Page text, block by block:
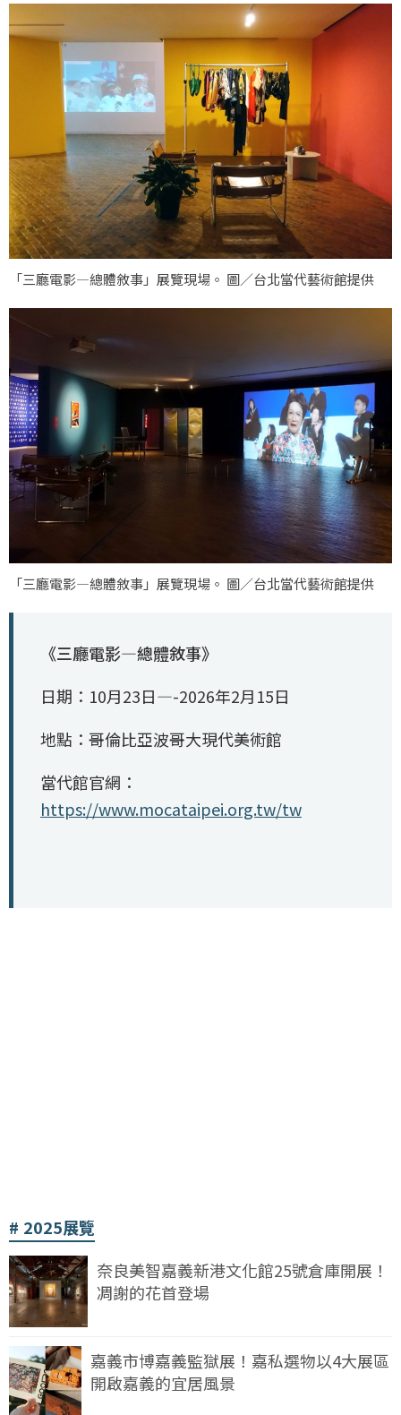
「三廳電影—總體敘事」展覽現場。 圖／台北當代藝術館提供
「三廳電影—總體敘事」展覽現場。 圖／台北當代藝術館提供
《三廳電影—總體敘事》
日期：10月23日—-2026年2月15日
地點：哥倫比亞波哥大現代美術館
當代館官網：
https://www.mocataipei.org.tw/tw
2025展覽
奈良美智嘉義新港文化館25號倉庫開展！
凋謝的花首登場
嘉義市博嘉義監獄展！嘉私選物以4大展區
開啟嘉義的宜居風景